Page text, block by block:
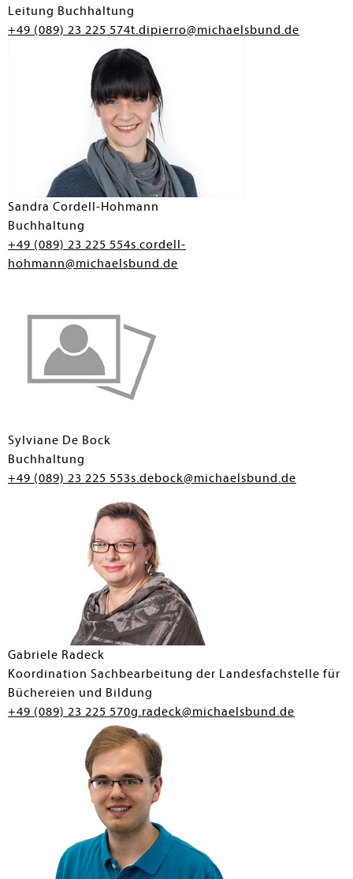
Leitung Buchhaltung
+49 (089) 23 225 574t.dipierro@michaelsbund.de
Sandra Cordell-Hohmann
Buchhaltung
+49 (089) 23 225 554s.cordell-
hohmann@michaelsbund.de
Sylviane De Bock
Buchhaltung
+49 (089) 23 225 553s.debock@michaelsbund.de
Gabriele Radeck
Koordination Sachbearbeitung der Landesfachstelle für
Büchereien und Bildung
+49 (089) 23 225 570g.radeck@michaelsbund.de